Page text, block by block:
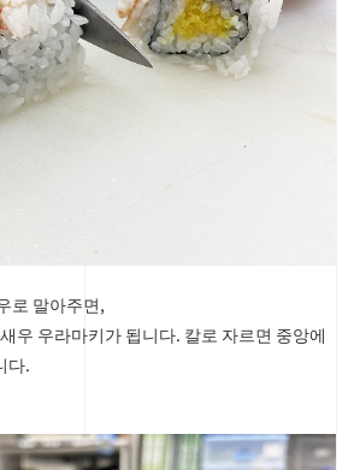
로 말아주면,
우 우라마키가 됩니다. 칼로 자르면 중앙에
다.